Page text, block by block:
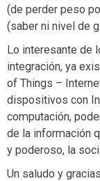
(de perder peso
(saber ni nivel de
Lo interesante de
integración, ya
of Things –
dispositivos con
computación,
de la información
y poderoso, la
Un saludo y